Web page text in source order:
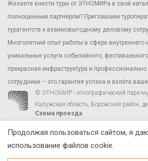
Желаете внести туры от ЭТНОМИРа в свой
полноценным партнёром? Приглашаем
турагентств к взаимовыгодному деловому
Многолетний опыт работы в сфере внутреннего
уникальные услуги событийного,
прекрасная инфраструктура и
сотрудники – это гарантия успеха и взлёта
© ЭТНОМИР - этнографический парк-
Калужская область, Боровский район,
Схема проезда
Продолжая пользоваться сайтом, я
использование файлов cookie.